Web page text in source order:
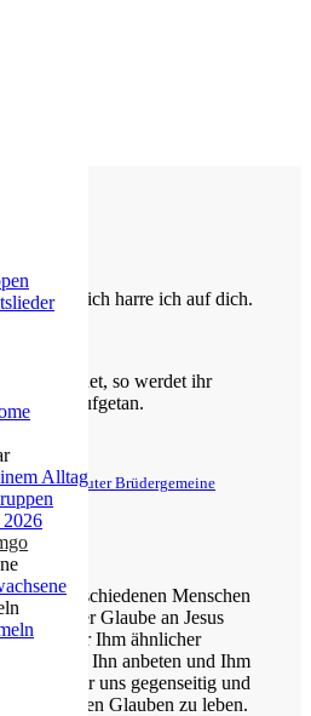
Alltag
2026
hilft; täglich harre ich auf dich.
suchet, so werdet ihr
euch aufgetan.
– Herrnhuter Brüdergemeine
Sie hier
aus verschiedenen Menschen
der Glaube an Jesus
wir Ihm ähnlicher
lernen, Ihn anbeten und Ihm
wir uns gegenseitig und
diesen Glauben zu leben.